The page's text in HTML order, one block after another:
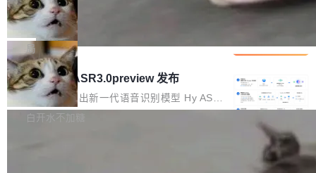
件之中，形成高度复杂的知识关联网络。传统的
代码检索手段（如关键词匹配、目录遍历）仅能
在语法层面完成文本定位，难以触及代码的语义
内涵与结构关联，导致开发者使用代码智能体在
理解大规模代码仓时面临显著"代码仓理解"瓶
颈。 代码仓深度理解服务（以下简称" CodeBas
e深度理解服务"）是华为云码道（CodeA...
数据。 王某2024年1月入职东城区某科技公司AI
短剧部门，有互联网大厂背景。在公司内部架构
调整期间，部门三次通知全员将数据从A集群迁
移到B集群，王某都回复了"收到"。 他没有迁移
数据。2024年9月3日下午4点，他使用此前登录
的账号密码进入A集群，输入了一条被程序员圈
称为"删库跑路"的命令——最高管理员权限、无
Cloudflare 分享推理优化实践：KV ca
che 量化 + 权重压缩，吞吐量提升 4
1%，成本降 30%
Kimi 和 GLM 是当前最强的大模型系列之一，但
它们有一个共同的问题：太吃显存了。月之暗面
的 Kimi K 系列和智谱的 GLM 都是长上下文、M
oE 架构的大模型，好用到让人上瘾，但 GPU 显
存永远不够用。 Cloudflare 的 Workers AI 团队
一直在跑这些模型的推理。他们在官方博客上发
局
腾讯混元 Hy ASR3.0preview 发布
腾讯混元正式推出新一代语音识别模型 Hy ASR
3.0preview。基于最新一代大语言模型 Hy3 的
白开水不加糖